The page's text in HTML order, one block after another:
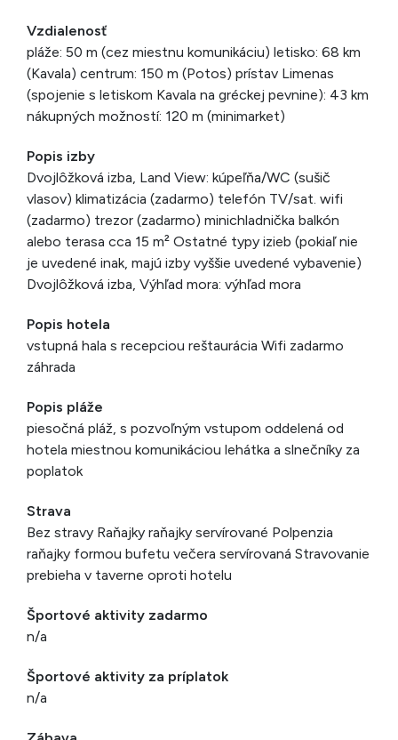
Vzdialenosť
pláže: 50 m (cez miestnu komunikáciu) letisko: 68 km
(Kavala) centrum: 150 m (Potos) prístav Limenas
(spojenie s letiskom Kavala na gréckej pevnine): 43 km
nákupných možností: 120 m (minimarket)
Popis izby
Dvojlôžková izba, Land View: kúpeľňa/WC (sušič
vlasov) klimatizácia (zadarmo) telefón TV/sat. wifi
(zadarmo) trezor (zadarmo) minichladnička balkón
alebo terasa cca 15 m² Ostatné typy izieb (pokiaľ nie
je uvedené inak, majú izby vyššie uvedené vybavenie)
Dvojlôžková izba, Výhľad mora: výhľad mora
Popis hotela
vstupná hala s recepciou reštaurácia Wifi zadarmo
záhrada
Popis pláže
piesočná pláž, s pozvoľným vstupom oddelená od
hotela miestnou komunikáciou lehátka a slnečníky za
poplatok
Strava
Bez stravy Raňajky raňajky servírované Polpenzia
raňajky formou bufetu večera servírovaná Stravovanie
prebieha v taverne oproti hotelu
Športové aktivity zadarmo
n/a
Športové aktivity za príplatok
n/a